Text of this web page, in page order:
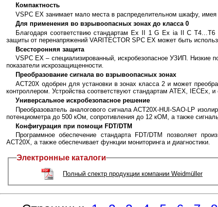
Компактность
VSPC EX занимает мало места в распределительном шкафу,
Для применения во взрывоопасных зонах до класса 0
Благодаря соответствию стандартам Ex II 1 G Ex ia II C
защиты от перенапряжений VARITECTOR SPC EX может быть
Всесторонняя защита
VSPC EX – специализированный, искробезопасное УЗИП. Низкие
показатели искрозащищенности.
Преобразование сигнала во взрывоопасных зонах
ACT20X одобрен для установки в зонах класса 2 и может
контроллером. Устройства соответствуют стандартам ATEX, IECEx,
Универсальное искробезопасное решение
Преобразователь аналогового сигнала ACT20X-HUI-SAO-LP
потенциометра до 500 кОм, сопротивления до 12 кОМ, а также
Конфигурация при помощи FDT/DTM
Программное обеспечение стандарта FDT/DTM позволяет
ACT20X, а также обеспечивает функции мониторинга и диагностики.
Электронные каталоги
Полный спектр продукции компании Weidmüller